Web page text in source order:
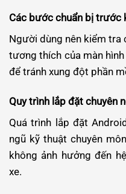
Các bước chuẩn bị trước
Người dùng nên kiểm tra
tương thích của màn
để tránh xung đột phần
Quy trình lắp đặt chuyên
Quá trình lắp đặt
ngũ kỹ thuật chuyên
không ảnh hưởng đến
xe.